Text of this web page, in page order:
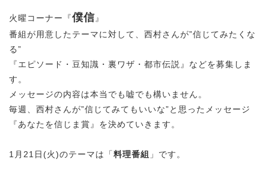
火曜コーナー『僕信』
番組が用意したテーマに対して、西村さんが”信じてみたくな
る”
『エピソード・豆知識・裏ワザ・都市伝説』などを募集しま
す。
メッセージの内容は本当でも嘘でも構いません。
毎週、西村さんが”信じてみてもいいな”と思ったメッセージ
『あなたを信じま賞』を決めていきます。
1月21日(火)のテーマは「料理番組 」です。